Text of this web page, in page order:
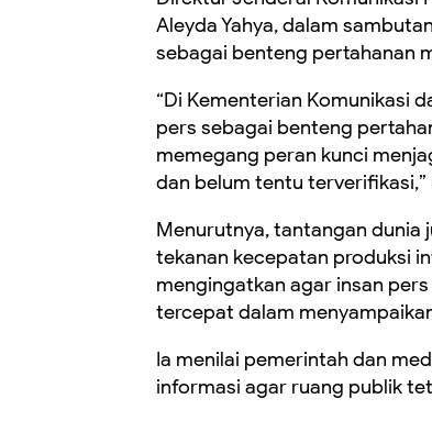
Aleyda Yahya, dalam
sebagai benteng pertahanan
“Di Kementerian Komunikasi
pers sebagai benteng
memegang peran kunci
dan belum tentu terverifikasi,”
Menurutnya, tantangan dunia
tekanan kecepatan produksi
mengingatkan agar insan
tercepat dalam
Ia menilai pemerintah dan
informasi agar ruang publik